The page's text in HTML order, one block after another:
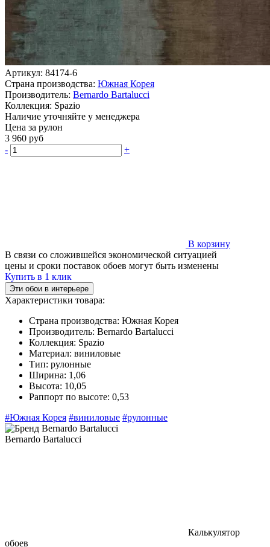
Артикул: 84174-6
Страна производства: Южная Корея
Производитель: Bernardo Bartalucci
Коллекция: Spazio
Наличие уточняйте у менеджера
Цена за рулон
3 960 руб
-
+
В корзину
В связи со сложившейся экономической ситуацией
цены и сроки поставок обоев могут быть изменены
Купить в 1 клик
Эти обои в интерьере
Характеристики товара:
Страна производства: Южная Корея
Производитель: Bernardo Bartalucci
Коллекция: Spazio
Материал: виниловые
Тип: рулонные
Ширина: 1,06
Высота: 10,05
Раппорт по высоте: 0,53
#Южная Корея #виниловые #рулонные
Bernardo Bartalucci
Калькулятор
обоев